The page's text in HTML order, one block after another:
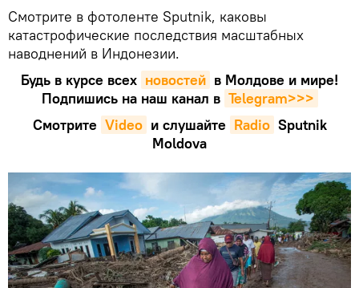
Смотрите в фотоленте Sputnik, каковы
катастрофические последствия масштабных
наводнений в Индонезии.
Будь в курсе всех новостей в Молдове и мире!
Подпишись на наш канал в Telegram>>>
Смотрите Video и слушайте Radio Sputnik
Moldova